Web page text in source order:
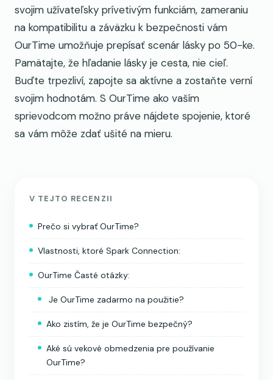
svojim užívateľsky prívetivým funkciám, zameraniu
na kompatibilitu a záväzku k bezpečnosti vám
OurTime umožňuje prepísať scenár lásky po 50-ke.
Pamätajte, že hľadanie lásky je cesta, nie cieľ.
Buďte trpezliví, zapojte sa aktívne a zostaňte verní
svojim hodnotám. S OurTime ako vaším
sprievodcom možno práve nájdete spojenie, ktoré
sa vám môže zdať ušité na mieru.
V TEJTO RECENZII
Prečo si vybrať OurTime?
Vlastnosti, ktoré Spark Connection:
OurTime Časté otázky:
Je OurTime zadarmo na použitie?
Ako zistím, že je OurTime bezpečný?
Aké sú vekové obmedzenia pre používanie
OurTime?